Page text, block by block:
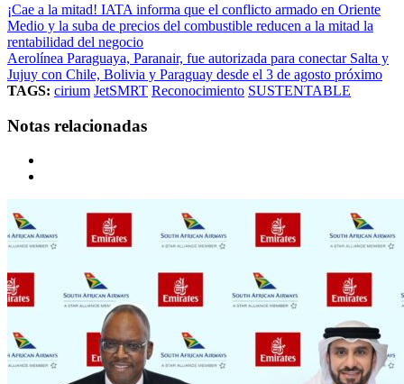
¡Cae a la mitad! IATA informa que el conflicto armado en Oriente
Medio y la suba de precios del combustible reducen a la mitad la
rentabilidad del negocio
Aerolínea Paraguaya, Paranair, fue autorizada para conectar Salta y
Jujuy con Chile, Bolivia y Paraguay desde el 3 de agosto próximo
TAGS: cirium JetSMRT Reconocimiento SUSTENTABLE
Notas relacionadas